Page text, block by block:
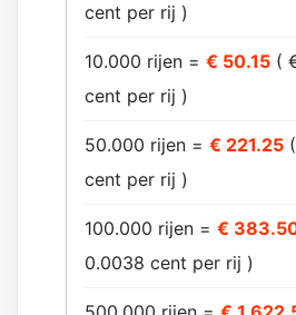
cent per rij )
10.000 rijen = € 50.15 (
cent per rij )
50.000 rijen = € 221.25
cent per rij )
100.000 rijen = €
0.0038 cent per rij )